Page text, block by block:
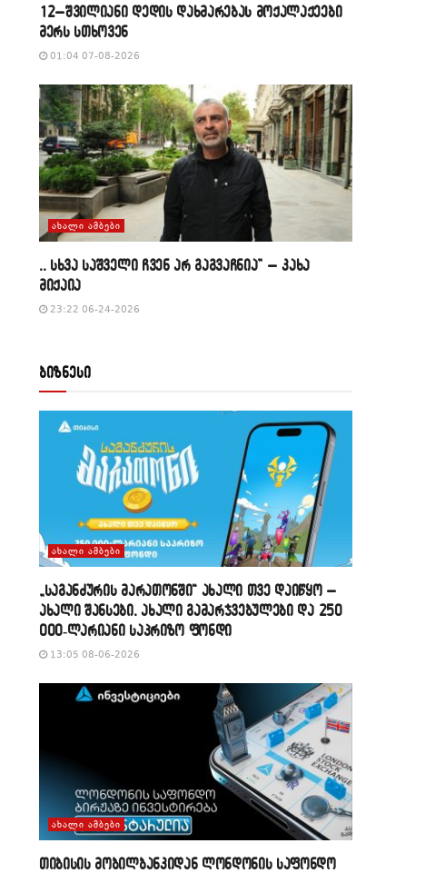
12–შვილიანი დედის დახმარებას მოქალაქეები
მერს სთხოვენ
01:04 07-08-2026
ᲐᲮᲐᲚᲘ ᲐᲛᲑᲔᲑᲘ
,, სხვა საშველი ჩვენ არ გაგვაჩნია” – კახა
მიქაია
23:22 06-24-2026
ბიზნესი
ᲐᲮᲐᲚᲘ ᲐᲛᲑᲔᲑᲘ
„საგანძურის მარათონში“ ახალი თვე დაიწყო –
ახალი შანსები, ახალი გამარჯვებულები და 250
000-ლარიანი საპრიზო ფონდი
13:05 08-06-2026
ᲐᲮᲐᲚᲘ ᲐᲛᲑᲔᲑᲘ
თიბისის მობილბანკიდან ლონდონის საფონდო